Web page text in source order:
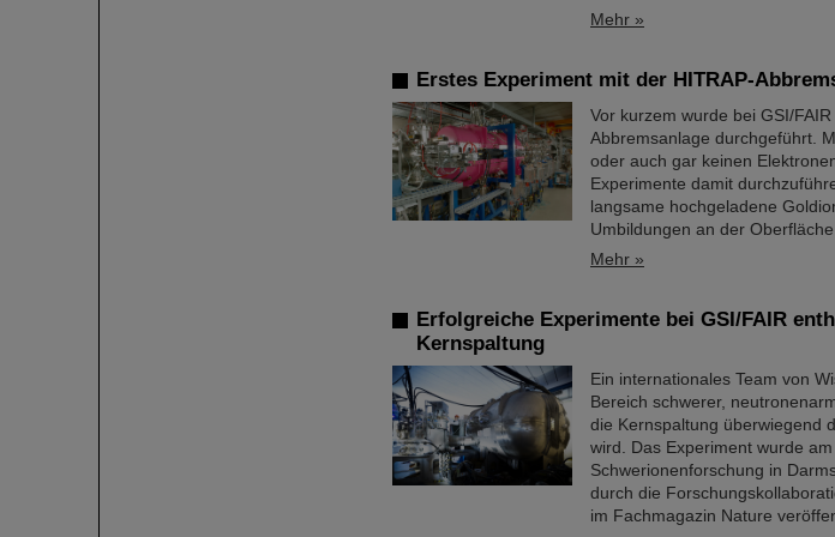
Mehr »
Erstes Experiment mit der HITRAP-
Vor kurzem wurde bei GSI/
Abbremsanlage durchgeführt.
oder auch gar keinen
Experimente damit
langsame hochgeladene
Umbildungen an der
Mehr »
Erfolgreiche Experimente bei GSI/FAIR
Kernspaltung
Ein internationales Team von
Bereich schwerer,
die Kernspaltung überwiegend
wird. Das Experiment wurde
Schwerionenforschung in
durch die
im Fachmagazin Nature